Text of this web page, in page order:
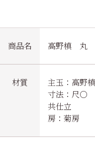
商品名 高野槙 丸
材質
主玉：高野
寸法：尺〇
共仕立
房：菊房